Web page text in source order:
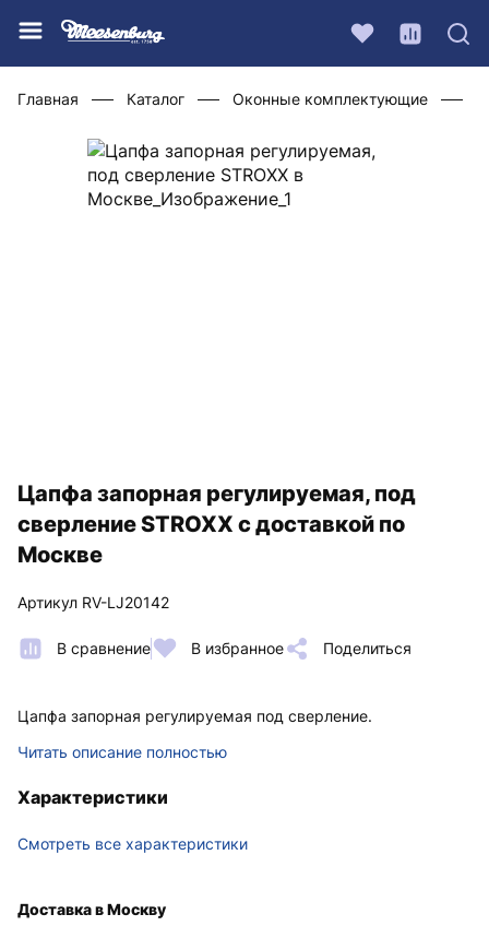
Главная Каталог Оконные комплектующие
Цапфа запорная регулируемая, под
сверление STROXX с доставкой по
Москве
Артикул RV-LJ20142
В сравнение В избранное Поделиться
Цапфа запорная регулируемая под сверление.
Читать описание полностью
Характеристики
Смотреть все характеристики
Доставка в Москву